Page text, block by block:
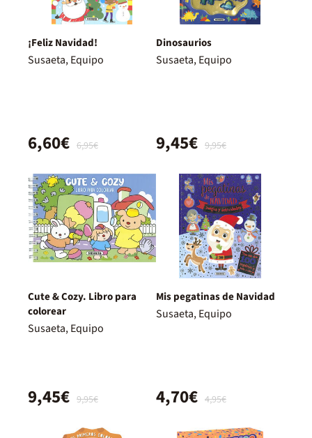
¡Feliz Navidad!
Susaeta, Equipo
6,95€
6,60€
Dinosaurios
Susaeta, Equipo
9,95€
9,45€
Cute & Cozy. Libro para
colorear
Susaeta, Equipo
9,95€
9,45€
Mis pegatinas de Navidad
Susaeta, Equipo
4,95€
4,70€